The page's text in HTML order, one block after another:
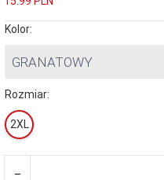
Kolor:
GRANATOWY
Rozmiar:
2XL